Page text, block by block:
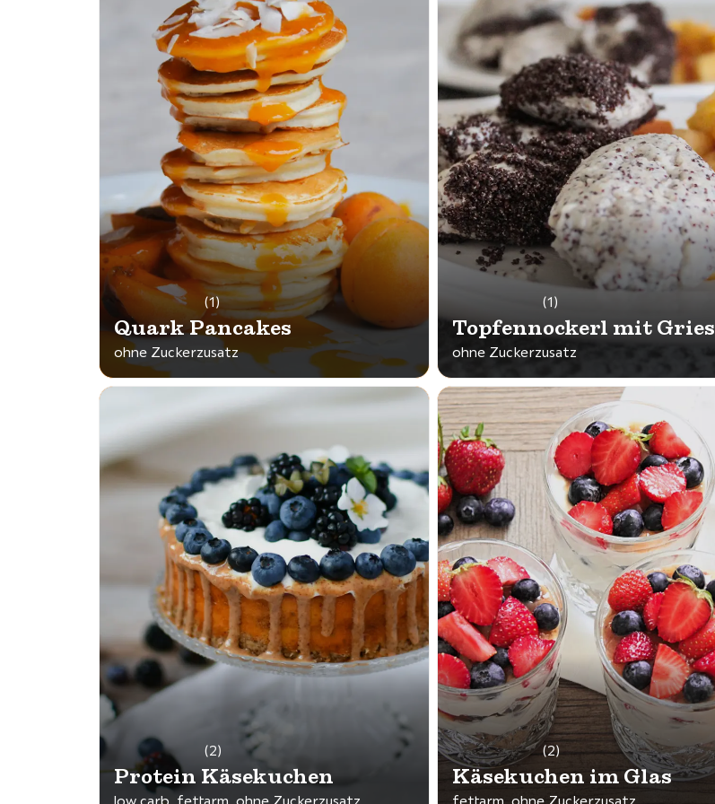
(1)
Quark Pancakes
ohne Zuckerzusatz
(1)
Topfennockerl mit Gries
ohne Zuckerzusatz
(2)
Protein Käsekuchen
(2)
Käsekuchen im Glas